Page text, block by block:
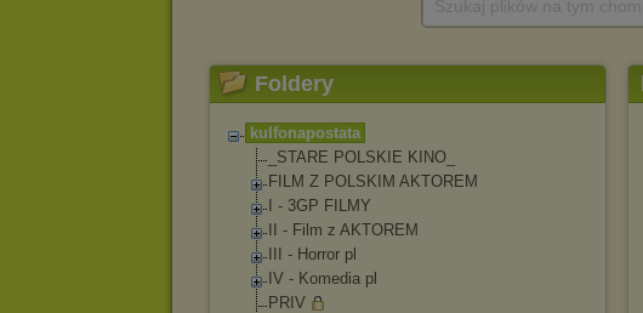
Foldery
kulfonapostata
_STARE POLSKIE KINO_
FILM Z POLSKIM AKTOREM
I - 3GP FILMY
II - Film z AKTOREM
III - Horror pl
IV - Komedia pl
PRIV